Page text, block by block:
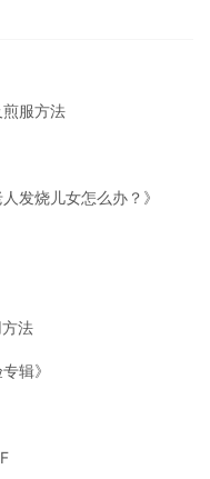
服方法
发烧儿女怎么办？》
法
辑》